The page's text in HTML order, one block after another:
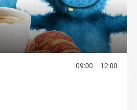
09:00 – 12:00